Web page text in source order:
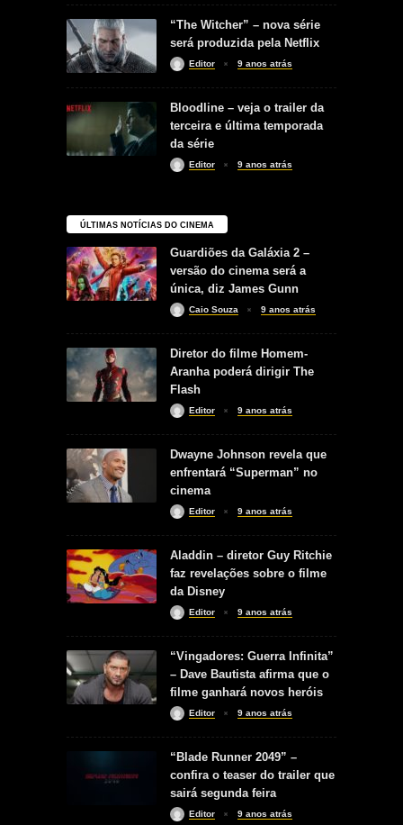
“The Witcher” – nova série
será produzida pela Netflix
Editor 9 anos atrás
Bloodline – veja o trailer da
terceira e última temporada
da série
Editor 9 anos atrás
ÚLTIMAS NOTÍCIAS DO CINEMA
Guardiões da Galáxia 2 –
versão do cinema será a
única, diz James Gunn
Caio Souza 9 anos atrás
Diretor do filme Homem-
Aranha poderá dirigir The
Flash
Editor 9 anos atrás
Dwayne Johnson revela que
enfrentará “Superman” no
cinema
Editor 9 anos atrás
Aladdin – diretor Guy Ritchie
faz revelações sobre o filme
da Disney
Editor 9 anos atrás
“Vingadores: Guerra Infinita”
– Dave Bautista afirma que o
filme ganhará novos heróis
Editor 9 anos atrás
“Blade Runner 2049” –
confira o teaser do trailer que
sairá segunda feira
Editor 9 anos atrás